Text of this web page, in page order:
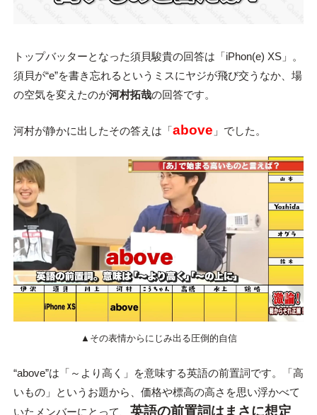
トップバッターとなった須貝駿貴の回答は「iPhon(e) XS」。
須貝が“e”を書き忘れるというミスにヤジが飛び交うなか、場
の空気を変えたのが河村拓哉の回答です。
河村が静かに出したその答えは「above 」でした。
▲その表情からにじみ出る圧倒的自信
“above”は「～より高く」を意味する英語の前置詞です。「高
いもの」というお題から、価格や標高の高さを思い浮かべて
いたメンバーにとって、 英語の前置詞はまさに想定